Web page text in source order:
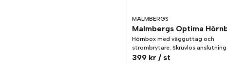
MALMBERGS
Hörnbox med vägguttag och
strömbrytare. Skruvlös anslutning.
399 kr / st